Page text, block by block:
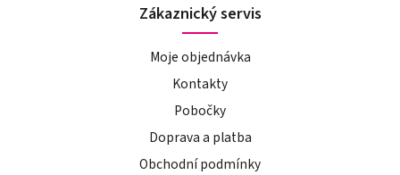
Zákaznický servis
Moje objednávka
Kontakty
Pobočky
Doprava a platba
Obchodní podmínky